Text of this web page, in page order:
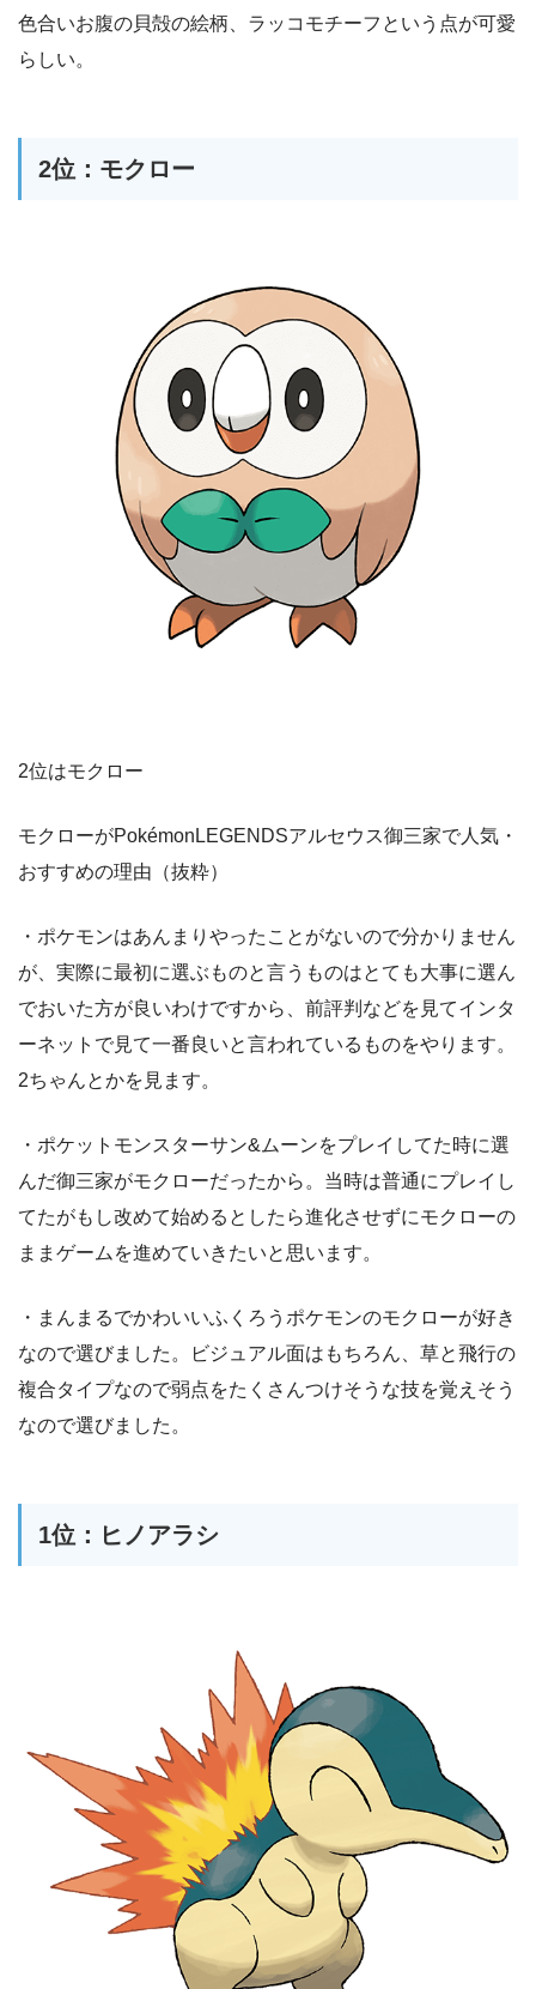
色合いお腹の貝殻の絵柄、ラッコモチーフという点が可愛
らしい。
2位：モクロー
2位はモクロー
モクローがPokémonLEGENDSアルセウス御三家で人気・
おすすめの理由（抜粋）
・ポケモンはあんまりやったことがないので分かりません
が、実際に最初に選ぶものと言うものはとても大事に選ん
でおいた方が良いわけですから、前評判などを見てインタ
ーネットで見て一番良いと言われているものをやります。
2ちゃんとかを見ます。
・ポケットモンスターサン&ムーンをプレイしてた時に選
んだ御三家がモクローだったから。当時は普通にプレイし
てたがもし改めて始めるとしたら進化させずにモクローの
ままゲームを進めていきたいと思います。
・まんまるでかわいいふくろうポケモンのモクローが好き
なので選びました。ビジュアル面はもちろん、草と飛行の
複合タイプなので弱点をたくさんつけそうな技を覚えそう
なので選びました。
1位：ヒノアラシ